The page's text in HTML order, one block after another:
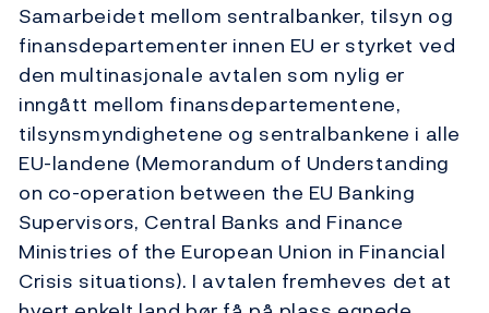
Samarbeidet mellom sentralbanker, tilsyn og
finansdepartementer innen EU er styrket ved
den multinasjonale avtalen som nylig er
inngått mellom finansdepartementene,
tilsynsmyndighetene og sentralbankene i alle
EU-landene (Memorandum of Understanding
on co-operation between the EU Banking
Supervisors, Central Banks and Finance
Ministries of the European Union in Financial
Crisis situations). I avtalen fremheves det at